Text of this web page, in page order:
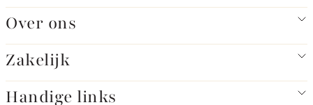
Over ons
Zakelijk
Handige links